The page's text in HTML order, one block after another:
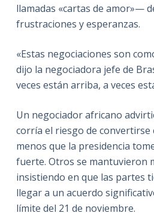
llamadas «cartas de amor»—
frustraciones y esperanzas.
«Estas negociaciones son
dijo la negociadora jefe de
veces están arriba, a veces
Un negociador africano
corría el riesgo de convertirse
menos que la presidencia
fuerte. Otros se mantuvieron
insistiendo en que las partes
llegar a un acuerdo
límite del 21 de noviembre.